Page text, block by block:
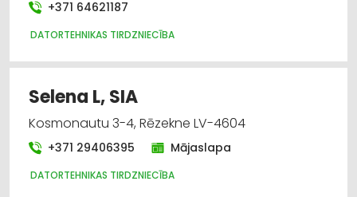
+371 64621187
DATORTEHNIKAS TIRDZNIECĪBA
Selena L, SIA
Kosmonautu 3-4, Rēzekne LV-4604
+371 29406395 Mājaslapa
DATORTEHNIKAS TIRDZNIECĪBA